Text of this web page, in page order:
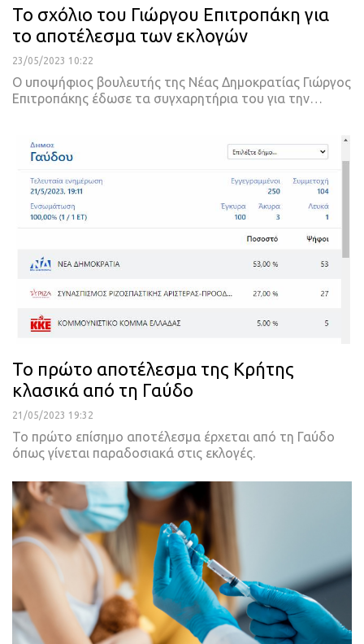
Το σχόλιο του Γιώργου Επιτροπάκη για
το αποτέλεσμα των εκλογών
23/05/2023 10:22
Ο υποψήφιος βουλευτής της Νέας Δημοκρατίας Γιώργος
Επιτροπάκης έδωσε τα συγχαρητήρια του για την
Το πρώτο αποτέλεσμα της Κρήτης
κλασικά από τη Γαύδο
21/05/2023 19:32
Το πρώτο επίσημο αποτέλεσμα έρχεται από τη Γαύδο
όπως γίνεται παραδοσιακά στις εκλογές.